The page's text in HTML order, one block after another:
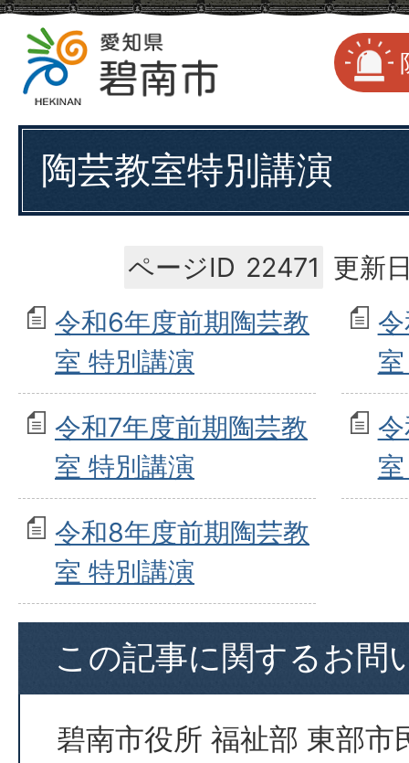
陶芸教室特別講演
ページID 22471 更新
令和6年度前期陶芸教
室 特別講演
令和7年度前期陶芸教
室 特別講演
令和8年度前期陶芸教
室 特別講演
この記事に関するお問
碧南市役所 福祉部 東部市